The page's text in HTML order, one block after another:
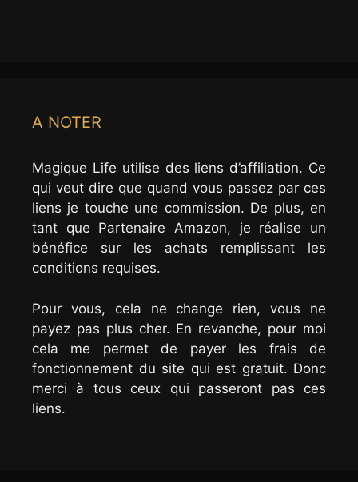
A NOTER
Magique Life utilise des liens d’affiliation. Ce
qui veut dire que quand vous passez par ces
liens je touche une commission. De plus, en
tant que Partenaire Amazon, je réalise un
bénéfice sur les achats remplissant les
conditions requises.
Pour vous, cela ne change rien, vous ne
payez pas plus cher. En revanche, pour moi
cela me permet de payer les frais de
fonctionnement du site qui est gratuit. Donc
merci à tous ceux qui passeront pas ces
liens.